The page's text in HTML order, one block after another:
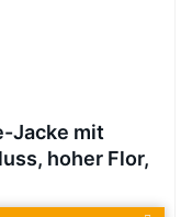
Jacke mit
hoher Flor,